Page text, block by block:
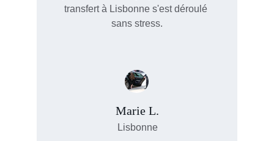
transfert à Lisbonne s'est déroulé
sans stress.
Marie L.
Lisbonne